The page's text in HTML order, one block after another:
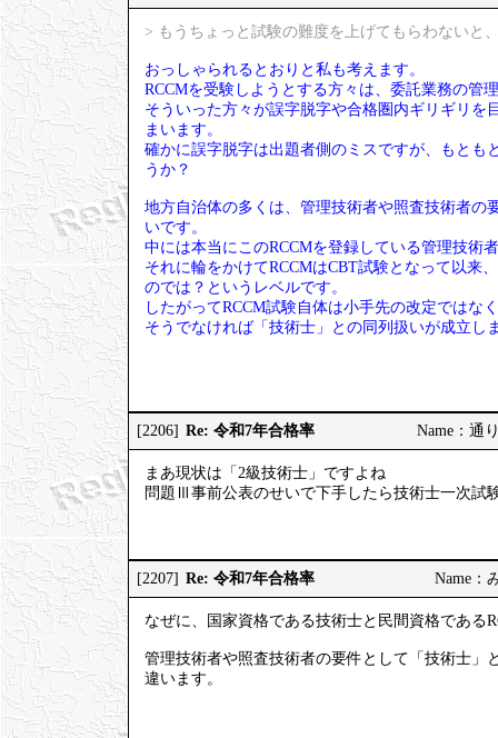
> もうちょっと試験の難度を上げてもらわないと
おっしゃられるとおりと私も考えます。
RCCMを受験しようとする方々は、委託業務の管
そういった方々が誤字脱字や合格圏内ギリギリ
まいます。
確かに誤字脱字は出題者側のミスですが、もとも
うか？
地方自治体の多くは、管理技術者や照査技術者の
いです。
中には本当にこのRCCMを登録している管理技術
それに輪をかけてRCCMはCBT試験となって以
のでは？というレベルです。
したがってRCCM試験自体は小手先の改定ではな
そうでなければ「技術士」との同列扱いが成立し
[2206] Re: 令和7年合格率 Name：通
まあ現状は「2級技術士」ですよね
問題Ⅲ事前公表のせいで下手したら技術士一次試
[2207] Re: 令和7年合格率 Name：
なぜに、国家資格である技術士と民間資格である
管理技術者や照査技術者の要件として「技術士」
違います。